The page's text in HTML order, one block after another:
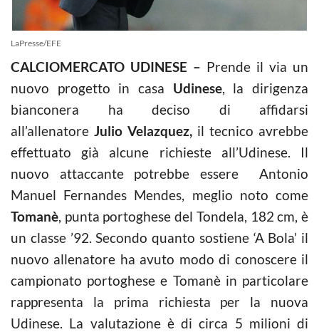
LaPresse/EFE
CALCIOMERCATO UDINESE – Prende il via un
nuovo progetto in casa Udinese, la dirigenza
bianconera ha deciso di affidarsi
all’allenatore Julio Velazquez, il tecnico avrebbe
effettuato già alcune richieste all’Udinese. Il
nuovo attaccante potrebbe essere Antonio
Manuel Fernandes Mendes, meglio noto come
Tomanè, punta portoghese del Tondela, 182 cm, è
un classe ’92. Secondo quanto sostiene ‘A Bola’ il
nuovo allenatore ha avuto modo di conoscere il
campionato portoghese e Tomanè in particolare
rappresenta la prima richiesta per la nuova
Udinese. La valutazione è di circa 5 milioni di